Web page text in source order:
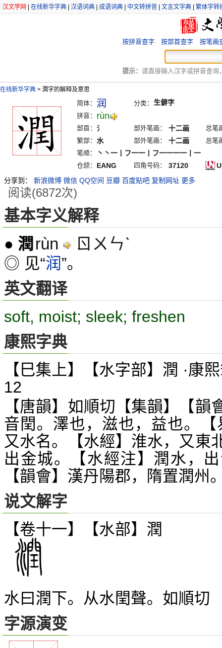
汉文学网 在线新华字典 汉语词典 成语词典 中文转拼音 文言文字典 繁体字转
按拼音查字 按部首查字 按笔画
提示： 请直接输入汉字或拼音查询
在线新华字典 > 潤字的解释及意思
简体： 润 分类： 生僻字
拼音： rùn
部首： 氵 部外笔画： 十二画
总笔
繁部：
水 部外笔画： 十二画
总笔
笔顺：
丶丶一丨フ一一丨フ一一一一丨一
仓颉： EANG 四角号码： 37120
分享到：
新浪微博 微信 QQ空间 豆瓣 百度贴吧 复制网址 更多
阅读(6872次)
基本字义解释
● 潤 rùn ㄖㄨㄣˋ
◎ 见“润”。
英文翻译
soft, moist; sleek; freshen
康熙字典
【巳集上】【水字部】潤 ·康
12
【唐韻】如順切【集韻】【韻
音閏。澤也，滋也，益也。
又水名。【水經】淮水，又
出金城。【水經注】潤水，
【韻會】漢丹陽郡，隋置潤
说文解字
【卷十一】【水部】 潤
水曰潤下。从水閏聲。如順切
字源演变